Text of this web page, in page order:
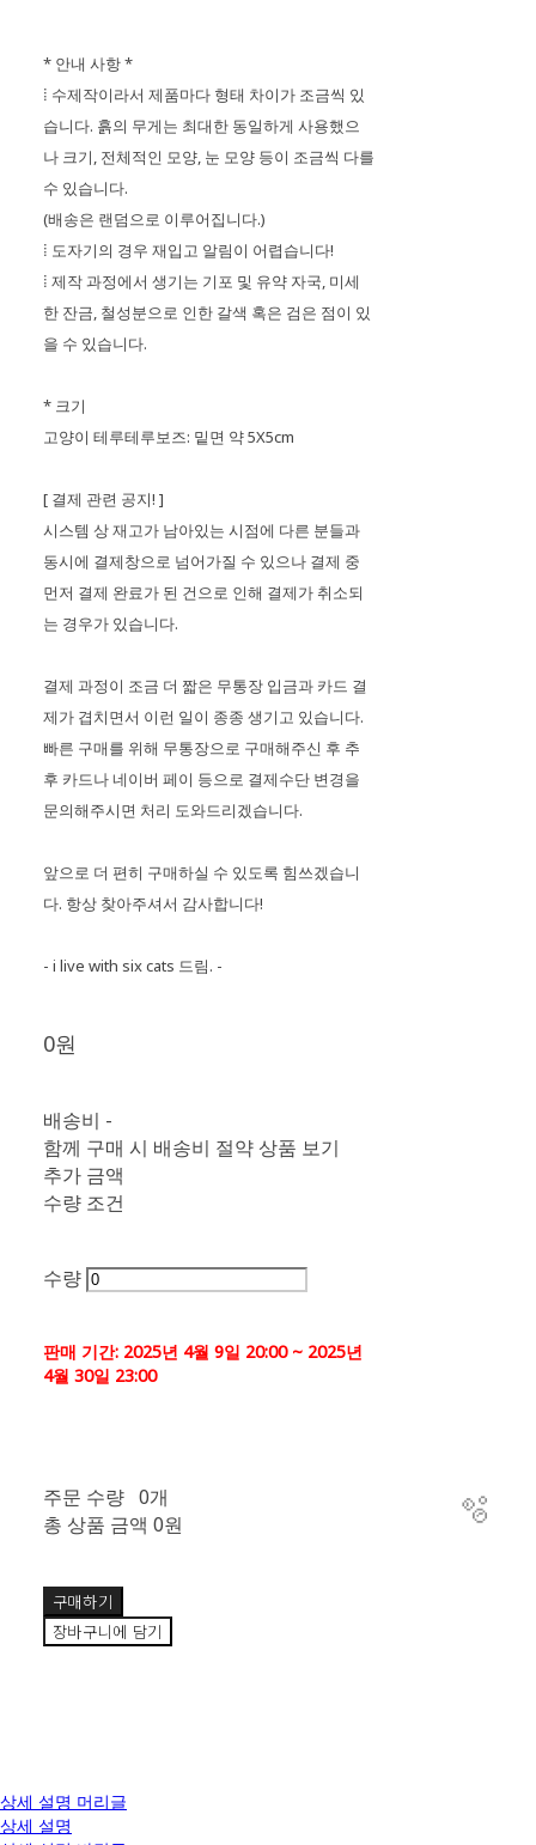
* 안내 사항 *
⁞ 수제작이라서 제품마다 형태 차이가 조금씩 있
습니다. 흙의 무게는 최대한 동일하게 사용했으
나 크기, 전체적인 모양, 눈 모양 등이 조금씩 다를
수 있습니다.
(배송은 랜덤으로 이루어집니다.)
⁞ 도자기의 경우 재입고 알림이 어렵습니다!
⁞ 제작 과정에서 생기는 기포 및 유약 자국, 미세
한 잔금, 철성분으로 인한 갈색 혹은 검은 점이 있
을 수 있습니다.
* 크기
고양이 테루테루보즈: 밑면 약 5X5cm
[ 결제 관련 공지! ]
시스템 상 재고가 남아있는 시점에 다른 분들과
동시에 결제창으로 넘어가질 수 있으나 결제 중
먼저 결제 완료가 된 건으로 인해 결제가 취소되
는 경우가 있습니다.
결제 과정이 조금 더 짧은 무통장 입금과 카드 결
제가 겹치면서 이런 일이 종종 생기고 있습니다.
빠른 구매를 위해 무통장으로 구매해주신 후 추
후 카드나 네이버 페이 등으로 결제수단 변경을
문의해주시면 처리 도와드리겠습니다.
앞으로 더 편히 구매하실 수 있도록 힘쓰겠습니
다. 항상 찾아주셔서 감사합니다!
- i live with six cats 드림. -
0원
배송비 -
함께 구매 시 배송비 절약 상품 보기
추가 금액
수량 조건
수량
판매 기간: 2025년 4월 9일 20:00 ~ 2025년
4월 30일 23:00
주문 수량 0개
총 상품 금액 0원
구매하기
장바구니에 담기
상세 설명 머리글
상세 설명